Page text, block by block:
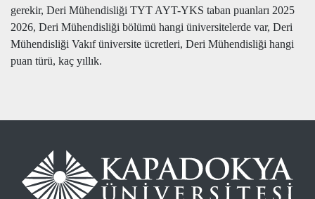
gerekir, Deri Mühendisliği TYT AYT-YKS taban puanları 2025
2026, Deri Mühendisliği bölümü hangi üniversitelerde var, Deri
Mühendisliği Vakıf üniversite ücretleri, Deri Mühendisliği hangi
puan türü, kaç yıllık.